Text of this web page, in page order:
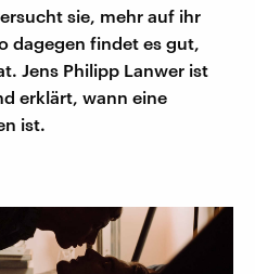
sie, mehr auf ihr
dagegen findet es gut,
Jens Philipp Lanwer ist
erklärt, wann eine
ist.